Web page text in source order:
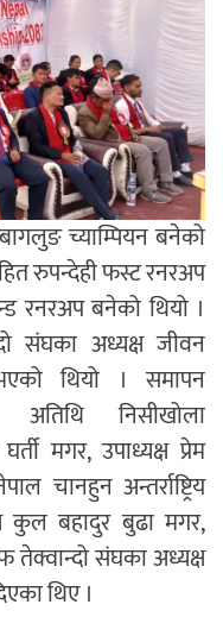
च्याम्पियन बनेको
रुपन्देही फस्ट रनरअप
रनरअप बनेको थियो ।
संघका अध्यक्ष जीवन
थियो । समापन
अतिथि निसीखोला
मगर, उपाध्यक्ष प्रेम
चानहुन अन्तर्राष्ट्रिय
कुल बहादुर बुढा मगर,
तेक्वान्दो संघका अध्यक्ष
थिए ।